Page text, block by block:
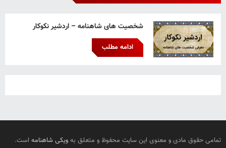
شخصیت های شاهنامه – اردشیر نکوکار
ادامه مطلب
تمامی حقوق مادی و معنوی این سایت محفوظ و متعلق به ویکی شاهنامه است.